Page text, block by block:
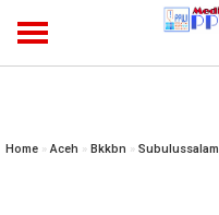
Home »Aceh » Bkkbn » Subulussalam